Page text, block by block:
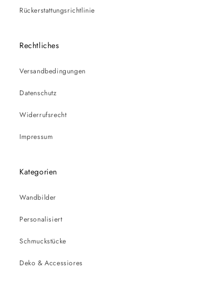
Rückerstattungsrichtlinie
Rechtliches
Versandbedingungen
Datenschutz
Widerrufsrecht
Impressum
Kategorien
Wandbilder
Personalisiert
Schmuckstücke
Deko & Accessiores